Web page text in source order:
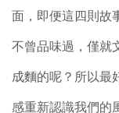
面，即便這四則故
不曾品味過，僅就
成麵的呢？所以最
感重新認識我們的